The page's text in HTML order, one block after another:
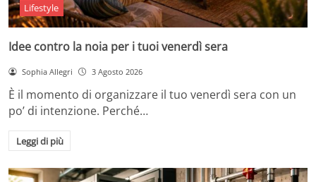
Lifestyle
Idee contro la noia per i tuoi venerdì sera
Sophia Allegri 3 Agosto 2026
È il momento di organizzare il tuo venerdì sera con un
po’ di intenzione. Perché…
Leggi di più